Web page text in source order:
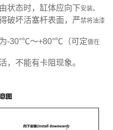
状态时，缸体应向下安装。
破坏活塞杆表面，严禁将油漆
-30°℃～+80°℃（可定做在
，不能有卡阻现象。